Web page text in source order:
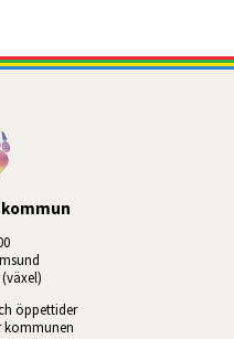
(växel)
öppettider
kommunen